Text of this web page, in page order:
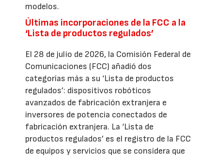
modelos.
Últimas incorporaciones de la FCC a la
‘Lista de productos regulados’
El 28 de julio de 2026, la Comisión Federal de
Comunicaciones (FCC) añadió dos
categorías más a su ‘Lista de productos
regulados’: dispositivos robóticos
avanzados de fabricación extranjera e
inversores de potencia conectados de
fabricación extranjera. La ‘Lista de
productos regulados’ es el registro de la FCC
de equipos y servicios que se considera que